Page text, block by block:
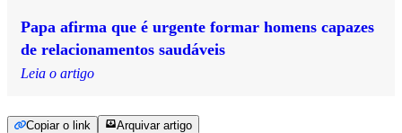
Papa afirma que é urgente formar homens capazes
de relacionamentos saudáveis
Leia o artigo
Copiar o link Arquivar artigo